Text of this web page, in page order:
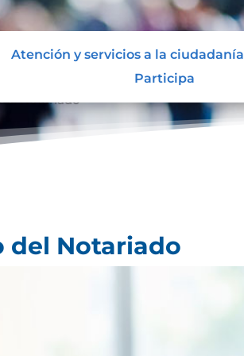
Atención y servicios a la ciudadanía
Participa
Notariado
del Notariado